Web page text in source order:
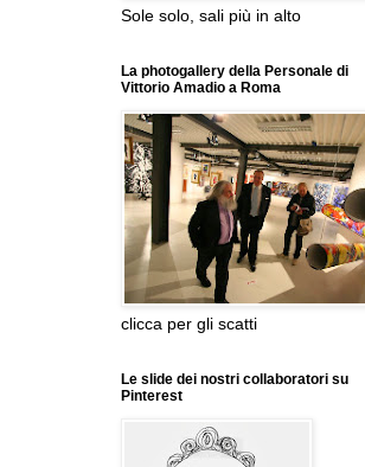
Sole solo, sali più in alto
La photogallery della Personale di
Vittorio Amadio a Roma
clicca per gli scatti
Le slide dei nostri collaboratori su
Pinterest